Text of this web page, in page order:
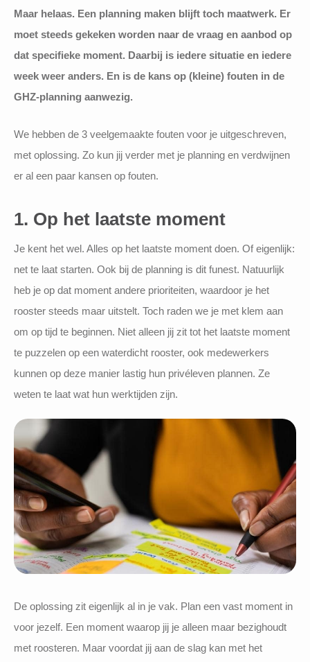
Maar helaas. Een planning maken blijft toch maatwerk. Er
moet steeds gekeken worden naar de vraag en aanbod op
dat specifieke moment. Daarbij is iedere situatie en iedere
week weer anders. En is de kans op (kleine) fouten in de
GHZ-planning aanwezig.
We hebben de 3 veelgemaakte fouten voor je uitgeschreven,
met oplossing. Zo kun jij verder met je planning en verdwijnen
er al een paar kansen op fouten.
1. Op het laatste moment
Je kent het wel. Alles op het laatste moment doen. Of eigenlijk:
net te laat starten. Ook bij de planning is dit funest. Natuurlijk
heb je op dat moment andere prioriteiten, waardoor je het
rooster steeds maar uitstelt. Toch raden we je met klem aan
om op tijd te beginnen. Niet alleen jij zit tot het laatste moment
te puzzelen op een waterdicht rooster, ook medewerkers
kunnen op deze manier lastig hun privéleven plannen. Ze
weten te laat wat hun werktijden zijn.
De oplossing zit eigenlijk al in je vak. Plan een vast moment in
voor jezelf. Een moment waarop jij je alleen maar bezighoudt
met roosteren. Maar voordat jij aan de slag kan met het